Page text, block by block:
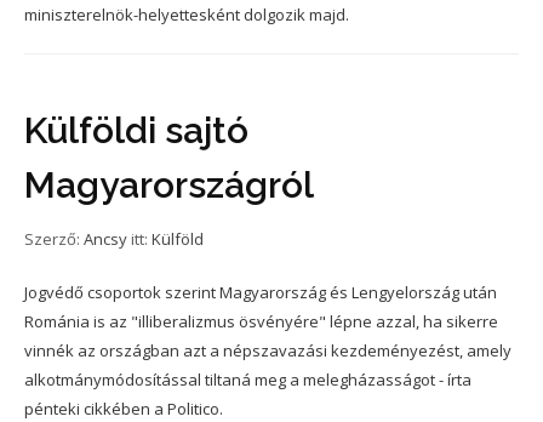
miniszterelnök-helyettesként dolgozik majd.
Külföldi sajtó
Magyarországról
Szerző: Ancsy itt: Külföld
Jogvédő csoportok szerint Magyarország és Lengyelország után
Románia is az "illiberalizmus ösvényére" lépne azzal, ha sikerre
vinnék az országban azt a népszavazási kezdeményezést, amely
alkotmánymódosítással tiltaná meg a melegházasságot - írta
pénteki cikkében a Politico.